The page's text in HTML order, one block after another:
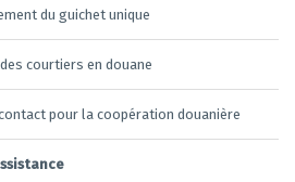
du guichet unique
courtiers en douane
pour la coopération douanière